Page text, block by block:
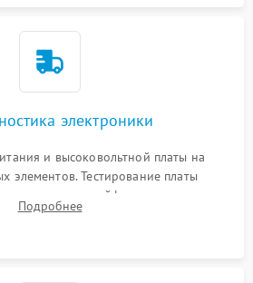
электроники
и высоковольтной платы на
элементов. Тестирование платы
шлейфов, контактов
(датчиков прохождения и наличия
Подробнее